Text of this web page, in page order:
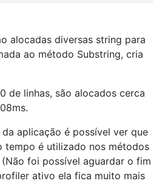
alocadas diversas string para
ao método Substring, cria
de linhas, são alocados cerca
aplicação é possível ver que
tempo é utilizado nos métodos
(Não foi possível aguardar o fim
ativo ela fica muito mais